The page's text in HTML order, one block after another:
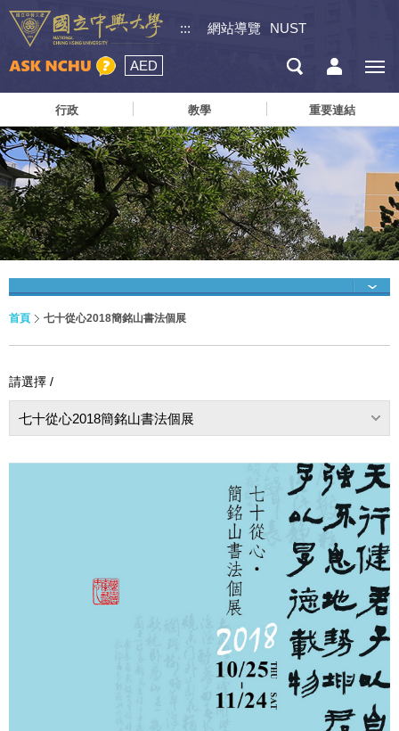
::: 網站導覽 NUST
AED
行政 教學 重要連結
首頁 七十從心2018簡銘山書法個展
請選擇 /
七十從心2018簡銘山書法個展